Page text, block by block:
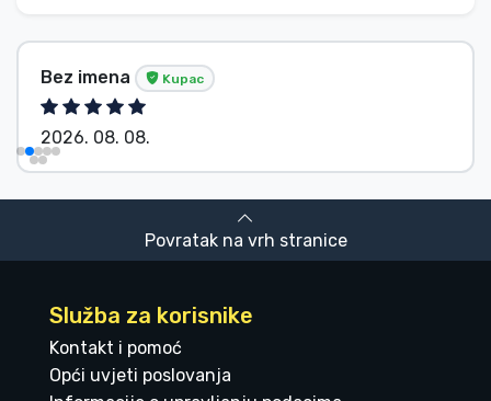
Bez imena Kupac
2026. 08. 08.
Povratak na vrh stranice
Služba za korisnike
Kontakt i pomoć
Opći uvjeti poslovanja